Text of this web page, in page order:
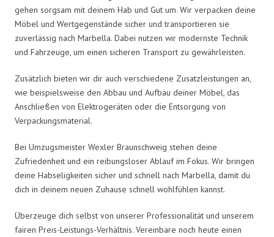
gehen sorgsam mit deinem Hab und Gut um. Wir verpacken deine
Möbel und Wertgegenstände sicher und transportieren sie
zuverlässig nach Marbella. Dabei nutzen wir modernste Technik
und Fahrzeuge, um einen sicheren Transport zu gewährleisten.
Zusätzlich bieten wir dir auch verschiedene Zusatzleistungen an,
wie beispielsweise den Abbau und Aufbau deiner Möbel, das
Anschließen von Elektrogeräten oder die Entsorgung von
Verpackungsmaterial.
Bei Umzugsmeister Wexler Braunschweig stehen deine
Zufriedenheit und ein reibungsloser Ablauf im Fokus. Wir bringen
deine Habseligkeiten sicher und schnell nach Marbella, damit du
dich in deinem neuen Zuhause schnell wohlfühlen kannst.
Überzeuge dich selbst von unserer Professionalität und unserem
fairen Preis-Leistungs-Verhältnis. Vereinbare noch heute einen